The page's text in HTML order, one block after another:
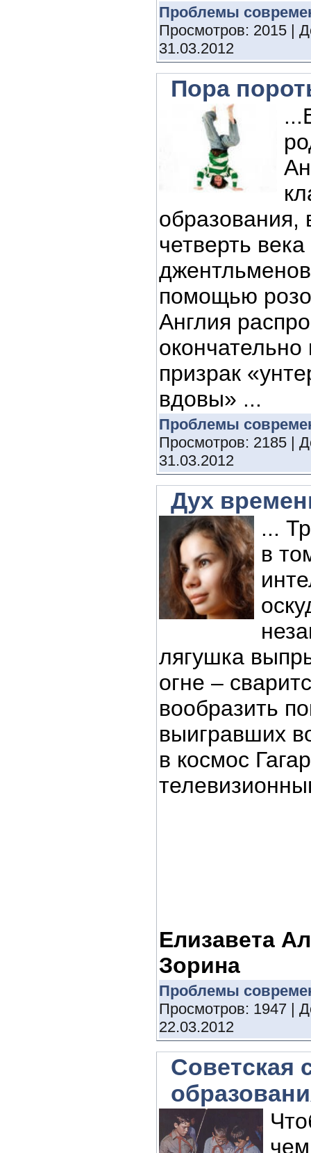
Проблемы
Просмотров: 2015 |
31.03.2012
Пора
образования,
четверть
помощью
Англия
призрак
вдовы» ...
Проблемы
Просмотров: 2185 |
31.03.2012
Дух
...
в
лягушка
огне –
вообразить
выигравших
в космос
Елизавета
Зорина
Проблемы
Просмотров: 1947 |
22.03.2012
Советская